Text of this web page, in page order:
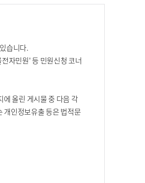
습니다.
자민원' 등 민원신청 코너
올린 게시물 중 다음 각
개인정보유출 등은 법적문